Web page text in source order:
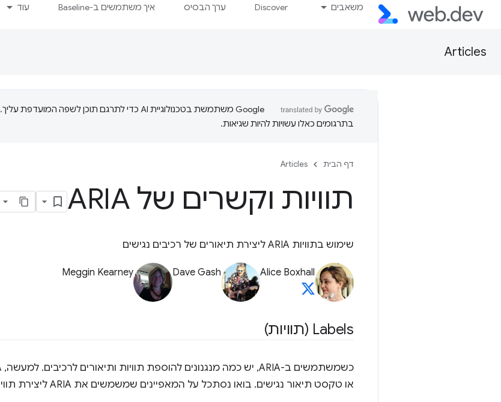
משאבים Discover ערך הבסיס איך משתמשים ב-Baseline עוד
Articles
‫Google משתמשת בטכנולוגיית AI כדי לתרגם תוכן לשפה המועדפת עליך.
בתרגומים כאלו עשויות להיות שגיאות.
דף הבית Articles
תוויות וקשרים של ARIA
שימוש בתוויות ARIA ליצירת תיאורים של רכיבים נגישים
Alice Boxhall
Dave Gash
Meggin Kearney
Labels (תוויות)
או טקסט תיאור נגישים. בואו נסתכל על המאפיינים שמשמשים את ARIA ליצירת תוויות נגישות.